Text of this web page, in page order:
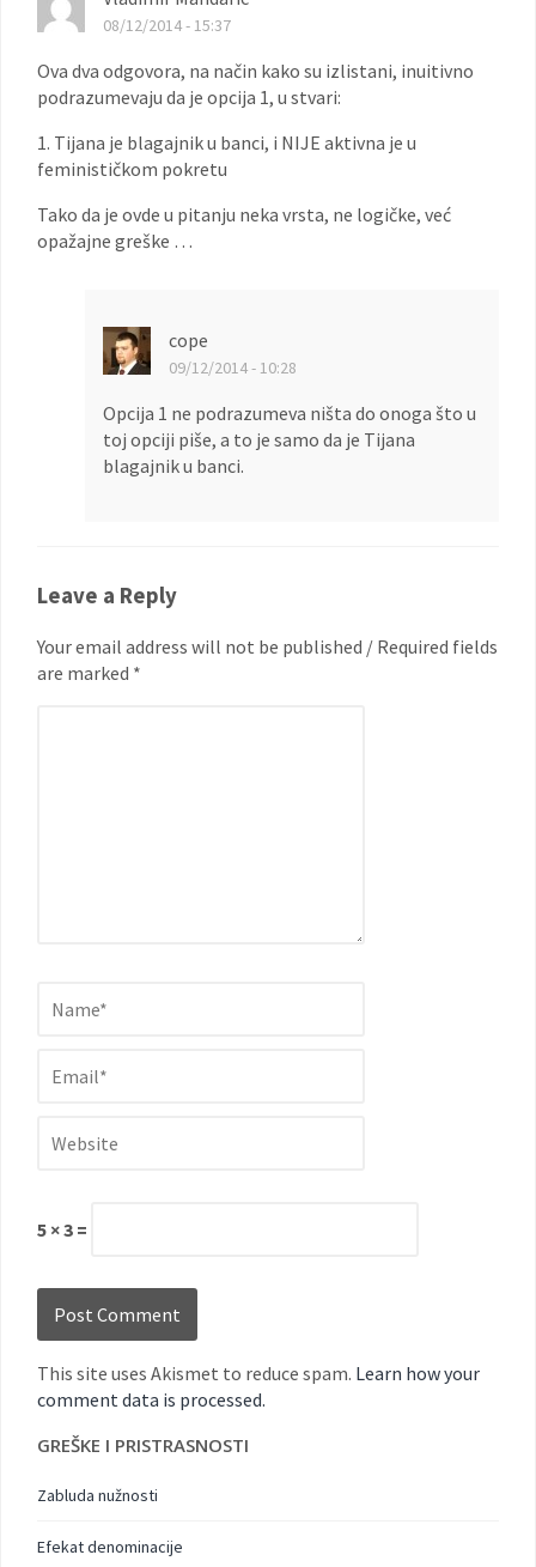
08/12/2014 - 15:37
Ova dva odgovora, na način kako su izlistani, inuitivno
podrazumevaju da je opcija 1, u stvari:
1. Tijana je blagajnik u banci, i NIJE aktivna je u
feminističkom pokretu
Tako da je ovde u pitanju neka vrsta, ne logičke, već
opažajne greške …
cope
09/12/2014 - 10:28
Opcija 1 ne podrazumeva ništa do onoga što u
toj opciji piše, a to je samo da je Tijana
blagajnik u banci.
Leave a Reply
Your email address will not be published / Required fields
are marked *
5 × 3 =
This site uses Akismet to reduce spam. Learn how your
comment data is processed.
GREŠKE I PRISTRASNOSTI
Zabluda nužnosti
Efekat denominacije